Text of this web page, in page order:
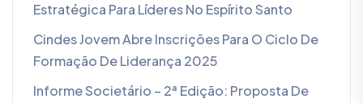
Estratégica Para Líderes No Espírito Santo
Cindes Jovem Abre Inscrições Para O Ciclo De
Formação De Liderança 2025
Informe Societário – 2ª Edição: Proposta De